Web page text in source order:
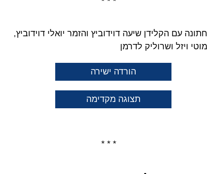
חתונה עם הקלידן שיעה דוידוביץ והזמר יואלי דוידוביץ,
מוטי ויזל ושרוליק לדרמן
הורדה ישירה
תצוגה מקדימה
* * *